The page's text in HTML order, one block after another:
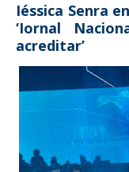
Jéssica Senra
‘Jornal
acreditar’